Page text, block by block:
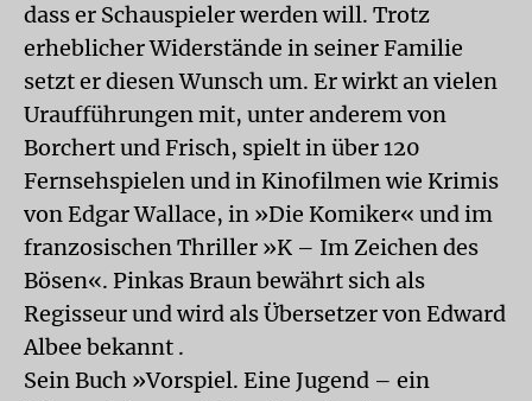
dass er Schauspieler werden will. Trotz
erheblicher Widerstände in seiner Familie
setzt er diesen Wunsch um. Er wirkt an vielen
Uraufführungen mit, unter anderem von
Borchert und Frisch, spielt in über 120
Fernsehspielen und in Kinofilmen wie Krimis
von Edgar Wallace, in »Die Komiker« und im
franzosischen Thriller »K – Im Zeichen des
Bösen«. Pinkas Braun bewährt sich als
Regisseur und wird als Übersetzer von Edward
Albee bekannt .
Sein Buch »Vorspiel. Eine Jugend – ein